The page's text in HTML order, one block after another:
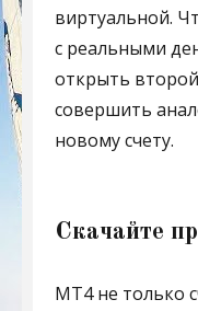
виртуальной.
с реальными
открыть
совершить
новому счету.
Скачайте
MT4 не только